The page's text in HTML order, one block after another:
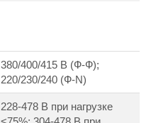
380/400/415 В (Ф-Ф);
220/230/240 (Ф-N)
228-478 В при нагрузке